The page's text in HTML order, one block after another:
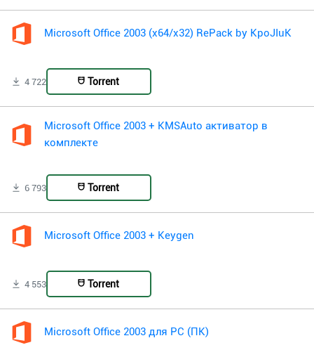
Microsoft Office 2003 (x64/x32) RePack by KpoJIuK
4 722 Torrent
Microsoft Office 2003 + KMSAuto активатор в
комплекте
6 793 Torrent
Microsoft Office 2003 + Keygen
4 553 Torrent
Microsoft Office 2003 для PC (ПК)